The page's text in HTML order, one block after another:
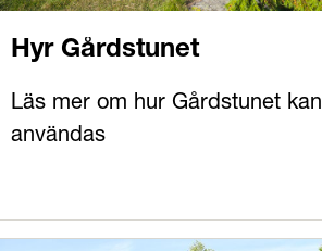
Hyr Gårdstunet
Läs mer om hur Gårdstunet kan
användas